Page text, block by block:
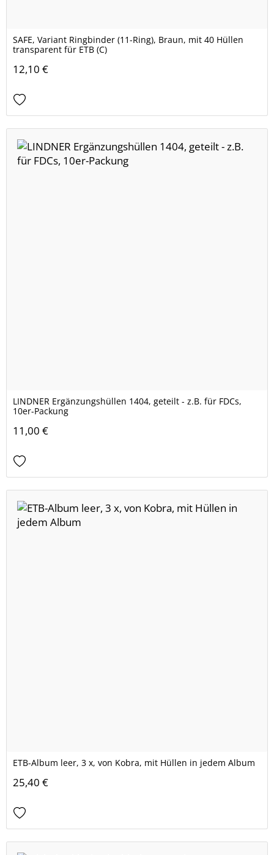
SAFE, Variant Ringbinder (11-Ring), Braun, mit 40 Hüllen
transparent für ETB (C)
12,10 €
LINDNER Ergänzungshüllen 1404, geteilt - z.B. für FDCs,
10er-Packung
11,00 €
ETB-Album leer, 3 x, von Kobra, mit Hüllen in jedem Album
25,40 €